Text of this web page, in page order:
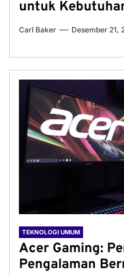
untuk
Carl Baker Desember 21,
TEKNOLOGI UMUM
Acer Gaming:
Pengalaman